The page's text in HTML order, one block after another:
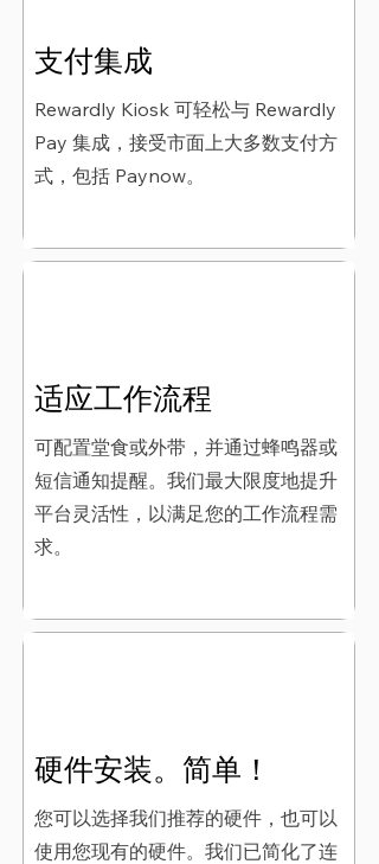
支付集成
Rewardly Kiosk 可轻松与 Rewardly
Pay 集成，接受市面上大多数支付方
式，包括 Paynow。
适应工作流程
可配置堂食或外带，并通过蜂鸣器或
短信通知提醒。我们最大限度地提升
平台灵活性，以满足您的工作流程需
求。
硬件安装。简单！
您可以选择我们推荐的硬件，也可以
使用您现有的硬件。我们已简化了连